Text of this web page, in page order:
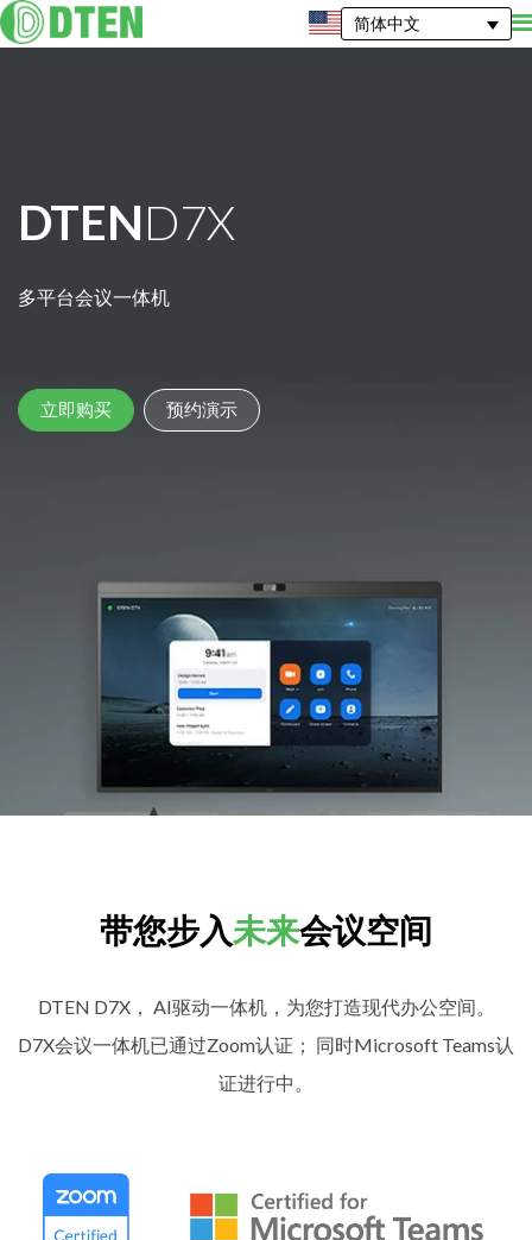
简体中文
DTEND7X
多平台会议一体机
立即购买 预约演示
带您步入未来会议空间
DTEN D7X， AI驱动一体机，为您打造现代办公空间。
D7X会议一体机已通过Zoom认证； 同时Microsoft Teams认
证进行中。